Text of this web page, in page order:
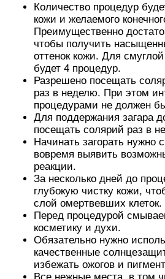
Количество процедур
кожи и желаемого
Преимущественно
чтобы получить
оттенок кожи. Для
будет 4 процедур.
Разрешено посещать
раз в неделю. При этом
процедурами не должен
Для поддержания загара
посещать солярий раз в
Начинать загорать нужно
вовремя выявить
реакции.
За несколько дней до
глубокую чистку кожи,
слой омертвевших клеток.
Перед процедурой
косметику и духи.
Обязательно нужно
качественные
избежать ожогов и